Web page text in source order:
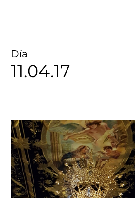
Día
11.04.17